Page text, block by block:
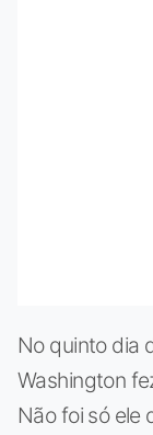
No quinto dia
Washington
Não foi só ele